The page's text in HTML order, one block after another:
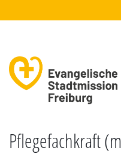
Pflegefachkraft